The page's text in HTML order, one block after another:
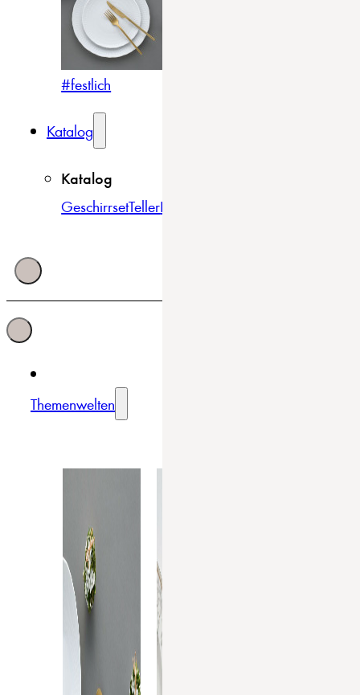
#festlich
Katalog
Katalog
GeschirrsetTellerBowls & Schüsseln
Themenwelten